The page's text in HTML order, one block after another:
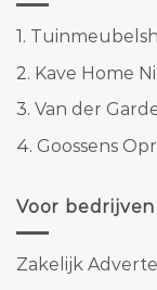
1.
2. Kave Home
3. Van der
4. Goossens
Voor bedrijven
Zakelijk